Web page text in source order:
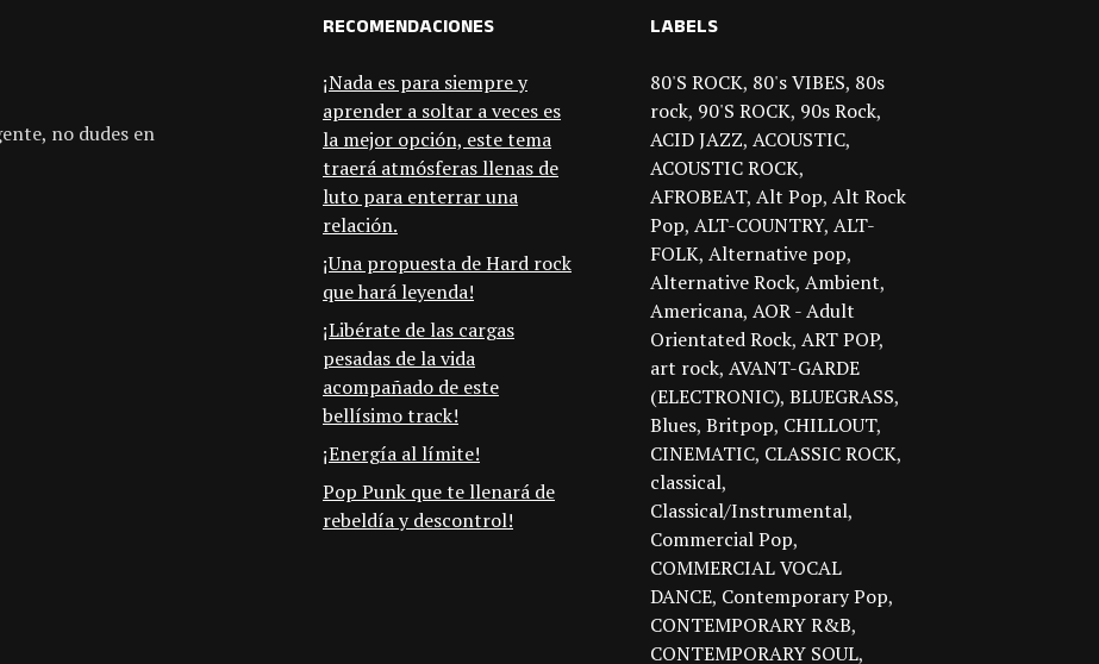
no dudes en
RECOMENDACIONES
¡Nada es para siempre y
aprender a soltar a veces es
la mejor opción, este tema
traerá atmósferas llenas de
luto para enterrar una
relación.
¡Una propuesta de Hard rock
que hará leyenda!
¡Libérate de las cargas
pesadas de la vida
acompañado de este
bellísimo track!
¡Energía al límite!
Pop Punk que te llenará de
rebeldía y descontrol!
LABELS
80'S ROCK 80's VIBES 80s
rock 90'S ROCK 90s Rock
ACID JAZZ ACOUSTIC
ACOUSTIC ROCK
AFROBEAT Alt Pop Alt Rock
Pop ALT-COUNTRY ALT-
FOLK Alternative pop
Alternative Rock Ambient
Americana AOR - Adult
Orientated Rock ART POP
art rock AVANT-GARDE
(ELECTRONIC) BLUEGRASS
Blues Britpop CHILLOUT
CINEMATIC CLASSIC ROCK
classical
Classical/Instrumental
Commercial Pop
COMMERCIAL VOCAL
DANCE Contemporary Pop
CONTEMPORARY R&B
CONTEMPORARY SOUL